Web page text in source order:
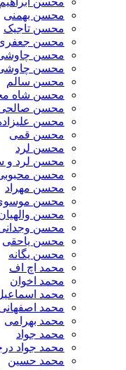
محسن بهمنی
محسن تاجیک
محسن
محسن
محسن
محسن سالم
محسن شاه
محسن
محسن
محسن قمی
محسن لرد
محسن لرد و
محسن
محسن مهراد
محسن
محسن
محسن
محسن یاحقی
محسن یگانه
محمد اچ اف
محمد اخوان
محمد
محمد
محمد بهرامی
محمد جواد
محمد جواد
محمد حسین